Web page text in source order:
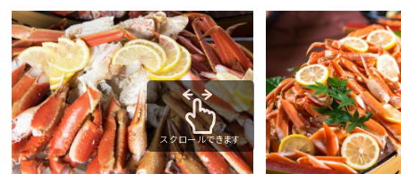
スクロールできます